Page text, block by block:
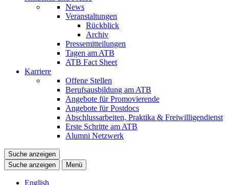
News
Veranstaltungen
Rückblick
Archiv
Pressemitteilungen
Tagen am ATB
ATB Fact Sheet
Karriere
Offene Stellen
Berufsausbildung am ATB
Angebote für Promovierende
Angebote für Postdocs
Abschlussarbeiten, Praktika & Freiwilligendienst
Erste Schritte am ATB
Alumni Netzwerk
Suche anzeigen
Suche anzeigen
Menü
English